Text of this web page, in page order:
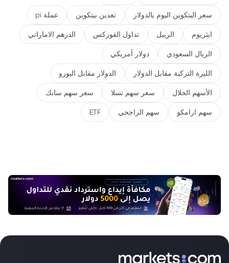
سعر البتكوين اليوم بالدولار تعدين بيتكوين عملة pi
ايثريوم الريبل تداول الفوركس الدرهم الاماراتي
الريال السعودي دولار أمريكي
الليرة التركية مقابل الدولار الدولار مقابل اليورو
الأسهم الحلال سعر سهم تسلا سعر سهم سابك
سهم ارامكو سهم الراجحي ETF